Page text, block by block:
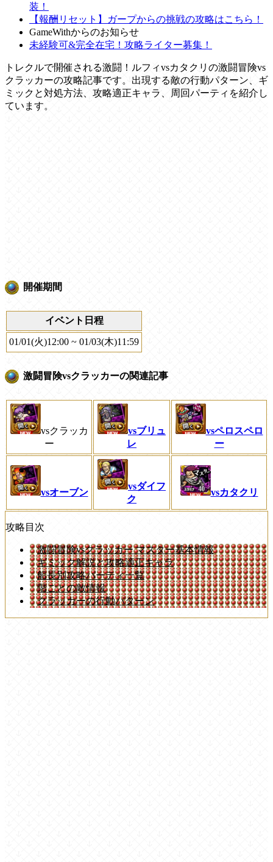
装！
【報酬リセット】ガープからの挑戦の攻略はこちら！
GameWithからのお知らせ
未経験可&完全在宅！攻略ライター募集！
トレクルで開催される激闘！ルフィvsカタクリの激闘冒険vs
クラッカーの攻略記事です。出現する敵の行動パターン、ギ
ミックと対処方法、攻略適正キャラ、周回パーティを紹介し
ています。
開催期間
イベント日程
01/01(火)12:00 ~ 01/03(木)11:59
激闘冒険vsクラッカーの関連記事
vsクラッカ
ー
vsブリュ
レ
vsペロスペロ
ー
vsオーブン
vsダイフ
ク
vsカタクリ
攻略目次
激闘冒険vsクラッカー マスター基本情報
ギミック解説と攻略適正キャラ
船長別攻略パーティ一覧
階ごとの敵情報
クラッカーの行動パターン